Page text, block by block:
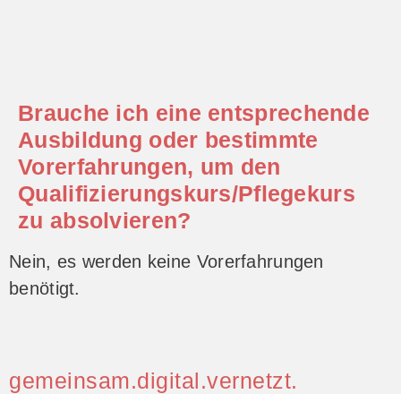
Brauche ich eine entsprechende
Ausbildung oder bestimmte
Vorerfahrungen, um den
Qualifizierungskurs/Pflegekurs
zu absolvieren?
Nein, es werden keine Vorerfahrungen
benötigt.
gemeinsam.digital.vernetzt.